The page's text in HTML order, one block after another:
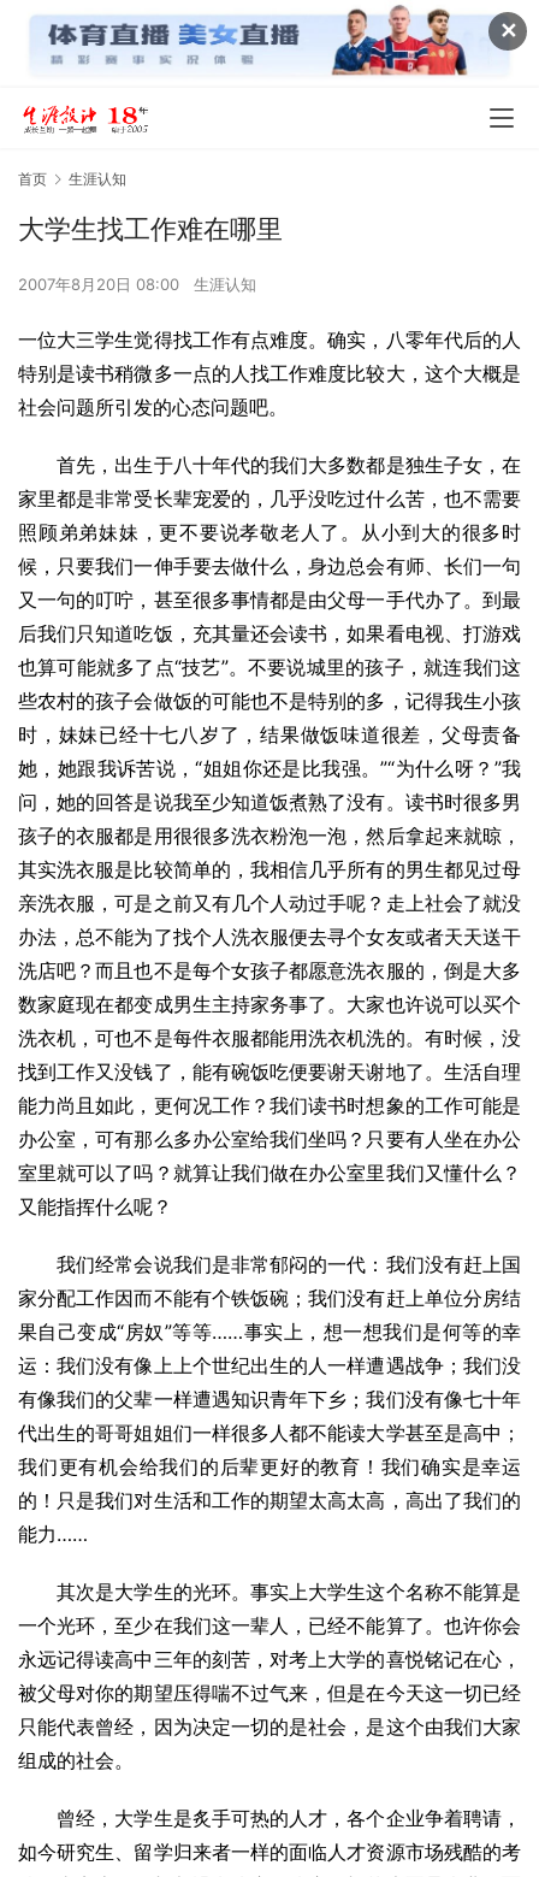
✕
首页 生涯认知
大学生找工作难在哪里
2007年8月20日 08:00 生涯认知
一位大三学生觉得找工作有点难度。确实，八零年代后的人
特别是读书稍微多一点的人找工作难度比较大，这个大概是
社会问题所引发的心态问题吧。
首先，出生于八十年代的我们大多数都是独生子女，在
家里都是非常受长辈宠爱的，几乎没吃过什么苦，也不需要
照顾弟弟妹妹，更不要说孝敬老人了。从小到大的很多时
候，只要我们一伸手要去做什么，身边总会有师、长们一句
又一句的叮咛，甚至很多事情都是由父母一手代办了。到最
后我们只知道吃饭，充其量还会读书，如果看电视、打游戏
也算可能就多了点“技艺”。不要说城里的孩子，就连我们这
些农村的孩子会做饭的可能也不是特别的多，记得我生小孩
时，妹妹已经十七八岁了，结果做饭味道很差，父母责备
她，她跟我诉苦说，“姐姐你还是比我强。”“为什么呀？”我
问，她的回答是说我至少知道饭煮熟了没有。读书时很多男
孩子的衣服都是用很很多洗衣粉泡一泡，然后拿起来就晾，
其实洗衣服是比较简单的，我相信几乎所有的男生都见过母
亲洗衣服，可是之前又有几个人动过手呢？走上社会了就没
办法，总不能为了找个人洗衣服便去寻个女友或者天天送干
洗店吧？而且也不是每个女孩子都愿意洗衣服的，倒是大多
数家庭现在都变成男生主持家务事了。大家也许说可以买个
洗衣机，可也不是每件衣服都能用洗衣机洗的。有时候，没
找到工作又没钱了，能有碗饭吃便要谢天谢地了。生活自理
能力尚且如此，更何况工作？我们读书时想象的工作可能是
办公室，可有那么多办公室给我们坐吗？只要有人坐在办公
室里就可以了吗？就算让我们做在办公室里我们又懂什么？
又能指挥什么呢？
我们经常会说我们是非常郁闷的一代：我们没有赶上国
家分配工作因而不能有个铁饭碗；我们没有赶上单位分房结
果自己变成“房奴”等等……事实上，想一想我们是何等的幸
运：我们没有像上上个世纪出生的人一样遭遇战争；我们没
有像我们的父辈一样遭遇知识青年下乡；我们没有像七十年
代出生的哥哥姐姐们一样很多人都不能读大学甚至是高中；
我们更有机会给我们的后辈更好的教育！我们确实是幸运
的！只是我们对生活和工作的期望太高太高，高出了我们的
能力……
其次是大学生的光环。事实上大学生这个名称不能算是
一个光环，至少在我们这一辈人，已经不能算了。也许你会
永远记得读高中三年的刻苦，对考上大学的喜悦铭记在心，
被父母对你的期望压得喘不过气来，但是在今天这一切已经
只能代表曾经，因为决定一切的是社会，是这个由我们大家
组成的社会。
曾经，大学生是炙手可热的人才，各个企业争着聘请，
如今研究生、留学归来者一样的面临人才资源市场残酷的考